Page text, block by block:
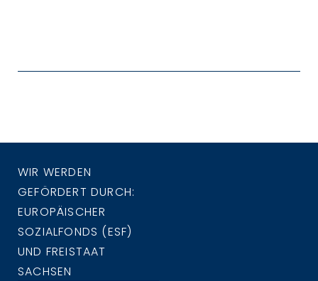
WIR WERDEN
GEFÖRDERT DURCH:
EUROPÄISCHER
SOZIALFONDS (ESF)
UND FREISTAAT
SACHSEN